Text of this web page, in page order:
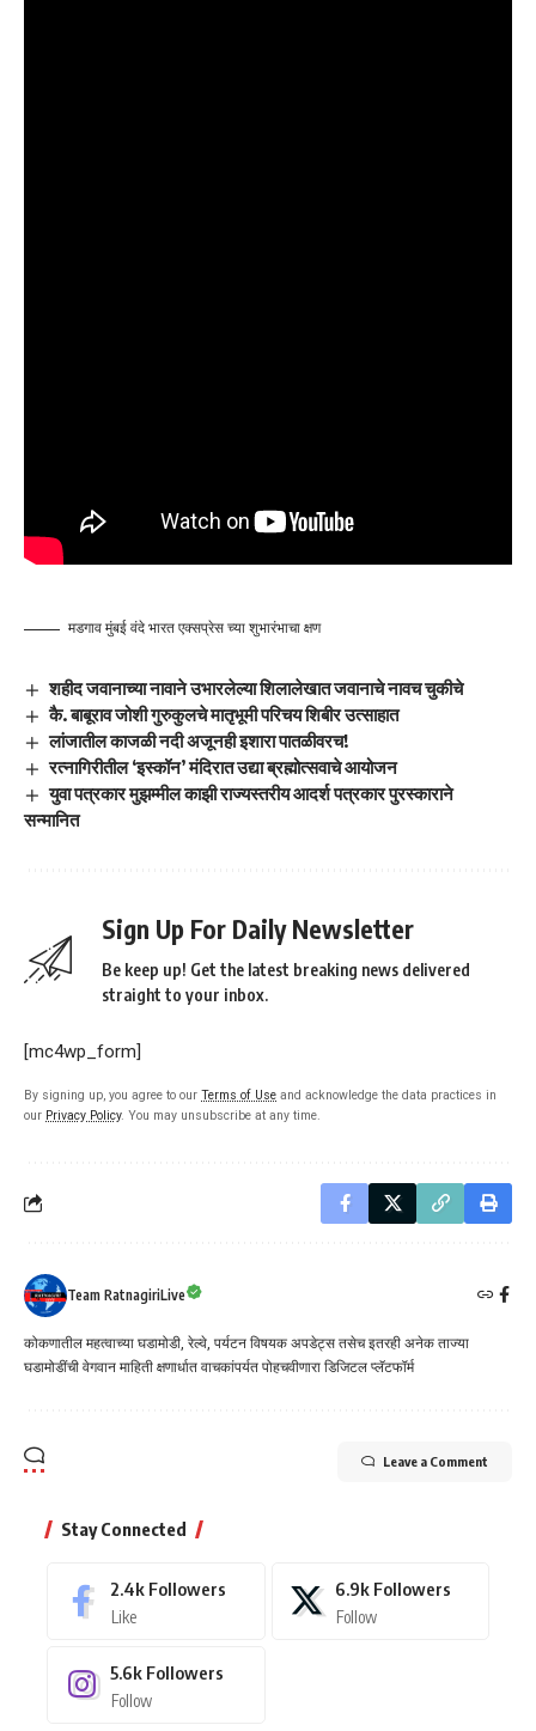
मडगाव मुंबई वंदे भारत एक्सप्रेस च्या शुभारंभाचा क्षण
शहीद जवानाच्या नावाने उभारलेल्या शिलालेखात जवानाचे नावच चुकीचे
कै. बाबूराव जोशी गुरुकुलचे मातृभूमी परिचय शिबीर उत्साहात
लांजातील काजळी नदी अजूनही इशारा पातळीवरच!
रत्नागिरीतील ‘इस्कॉन’ मंदिरात उद्या ब्रह्मोत्सवाचे आयोजन
युवा पत्रकार मुझम्मील काझी राज्यस्तरीय आदर्श पत्रकार पुरस्काराने
सन्मानित
Sign Up For Daily Newsletter
Be keep up! Get the latest breaking news delivered
straight to your inbox.
[mc4wp_form]
By signing up, you agree to our Terms of Use and acknowledge the data practices in
our Privacy Policy. You may unsubscribe at any time.
Team RatnagiriLive
कोकणातील महत्वाच्या घडामोडी, रेल्वे, पर्यटन विषयक अपडेट्स तसेच इतरही अनेक ताज्या
घडामोडींची वेगवान माहिती क्षणार्धात वाचकांपर्यत पोहचवीणारा डिजिटल प्लॅटफॉर्म
Leave a Comment
Stay Connected
2.4k Followers
Like
6.9k Followers
Follow
5.6k Followers
Follow